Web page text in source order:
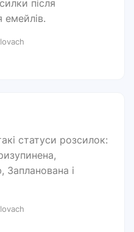
після
емейлів.
статуси розсилок:
і